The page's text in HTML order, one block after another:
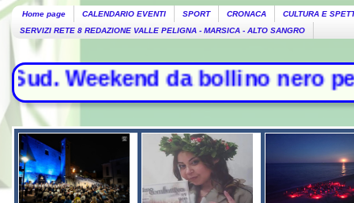
Home page CALENDARIO EVENTI SPORT CRONACA
CULTURA E
SERVIZI RETE 8 REDAZIONE VALLE PELIGNA - MARSICA - ALTO SANGRO
da bollino nero per